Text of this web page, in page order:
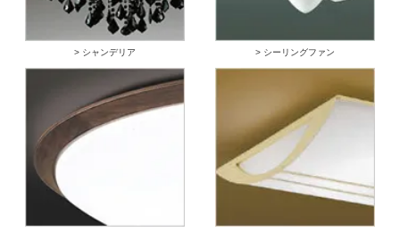
> シャンデリア > シーリングファン